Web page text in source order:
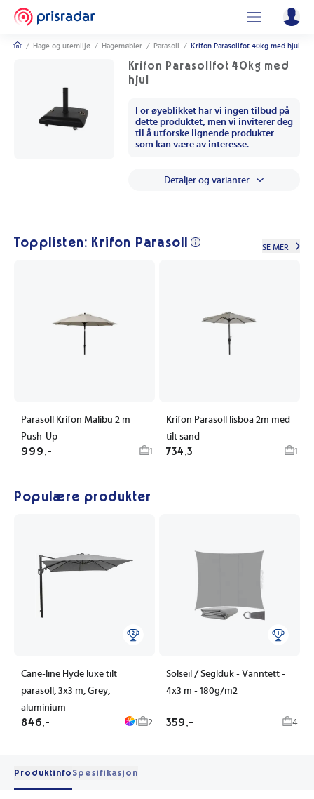
/ Hage og utemiljø / Hagemøbler / Parasoll / Krifon Parasollfot 40kg med hjul
Krifon Parasollfot 40kg med
hjul
For øyeblikket har vi ingen tilbud på
dette produktet, men vi inviterer deg
til å utforske lignende produkter
som kan være av interesse.
Detaljer og varianter
Topplisten: Krifon Parasoll SE MER
Parasoll Krifon Malibu 2 m
Push-Up
999,- 1
Krifon Parasoll lisboa 2m med
tilt sand
734,3 1
Populære produkter
Cane-line Hyde luxe tilt
parasoll, 3x3 m, Grey,
aluminium
846,- 1 2
Solseil / Seglduk - Vanntett -
4x3 m - 180g/m2
359,- 4
Produktinfo Spesifikasjon